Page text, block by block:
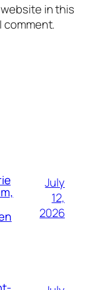
in this
comment.
July
12,
2026